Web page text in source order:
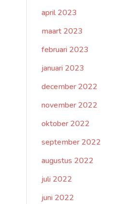
april 2023
maart 2023
februari 2023
januari 2023
december 2022
november 2022
oktober 2022
september 2022
augustus 2022
juli 2022
juni 2022